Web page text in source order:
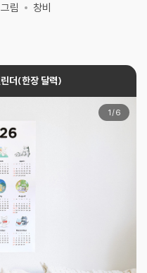
림 창비
더(한장 달력)
1 /6